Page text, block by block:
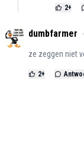
2+
dumbfarmer
ze zeggen niet
2+